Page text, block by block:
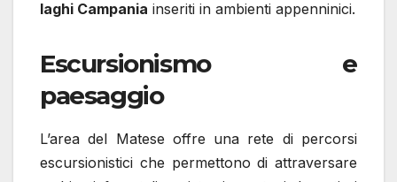
laghi Campania inseriti in ambienti appenninici.
Escursionismo e
paesaggio
L’area del Matese offre una rete di percorsi
escursionistici che permettono di attraversare